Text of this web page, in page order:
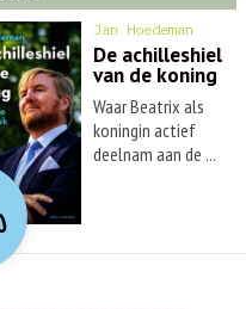
Jan Hoedeman
De achilleshiel
van de koning
Waar Beatrix als
koningin actief
deelnam aan de ...
€ 19,99.
€ 7,90.